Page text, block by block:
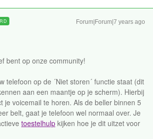
Forum|Forum|7 years ago
bent op onze community!
telefoon op de ´Niet storen´ functie staat (dit
aan een maantje op je scherm). Hierbij
je voicemail te horen. Als de beller binnen 5
belt, gaat je telefoon wel normaal over. Je
toestelhulp kijken hoe je dit uitzet voor